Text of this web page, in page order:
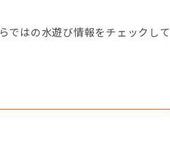
ではの水遊び情報をチェックして